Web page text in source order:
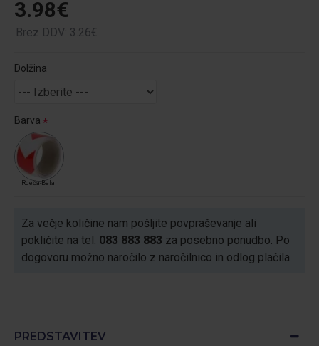
3.98€
Brez DDV: 3.26€
Dolžina
Barva
Rdeča-Bela
Za večje količine nam pošljite povpraševanje ali
pokličite na tel. 083 883 883 za posebno ponudbo. Po
dogovoru možno naročilo z naročilnico in odlog plačila.
PREDSTAVITEV